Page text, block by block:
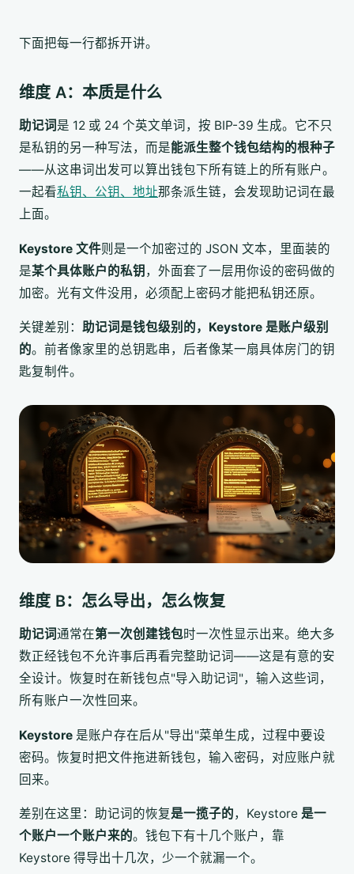
下面把每一行都拆开讲。
维度 A：本质是什么
助记词是 12 或 24 个英文单词，按 BIP-39 生成。它不只
是私钥的另一种写法，而是能派生整个钱包结构的根种子
——从这串词出发可以算出钱包下所有链上的所有账户。
一起看私钥、公钥、地址那条派生链，会发现助记词在最
上面。
Keystore 文件则是一个加密过的 JSON 文本，里面装的
是某个具体账户的私钥 ，外面套了一层用你设的密码做的
加密。光有文件没用，必须配上密码才能把私钥还原。
关键差别： 助记词是钱包级别的，Keystore 是账户级别
的。前者像家里的总钥匙串，后者像某一扇具体房门的钥
匙复制件。
维度 B：怎么导出，怎么恢复
助记词通常在第一次创建钱包时一次性显示出来。绝大多
数正经钱包不允许事后再看完整助记词——这是有意的安
全设计。恢复时在新钱包点"导入助记词"，输入这些词，
所有账户一次性回来。
Keystore 是账户存在后从"导出"菜单生成，过程中要设
密码。恢复时把文件拖进新钱包，输入密码，对应账户就
回来。
差别在这里：助记词的恢复是一揽子的，Keystore 是一
个账户一个账户来的。钱包下有十几个账户，靠
Keystore 得导出十几次，少一个就漏一个。